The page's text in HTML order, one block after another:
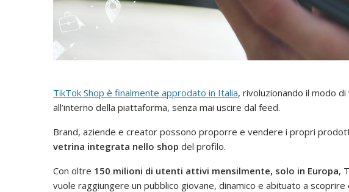
TikTok Shop è finalmente approdato in Italia, rivoluzionando il modo
all’interno della piattaforma, senza mai uscire dal feed.
Brand, aziende e creator possono proporre e vendere i propri
vetrina integrata nello shop del profilo.
Con oltre 150 milioni di utenti attivi mensilmente, solo in Europa,
vuole raggiungere un pubblico giovane, dinamico e abituato a